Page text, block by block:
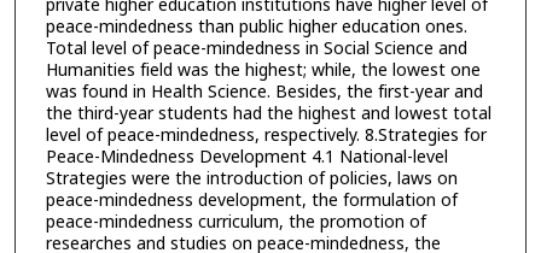
private higher education institutions have higher level of
peace-mindedness than public higher education ones.
Total level of peace-mindedness in Social Science and
Humanities field was the highest; while, the lowest one
was found in Health Science. Besides, the first-year and
the third-year students had the highest and lowest total
level of peace-mindedness, respectively. 8.Strategies for
Peace-Mindedness Development 4.1 National-level
Strategies were the introduction of policies, laws on
peace-mindedness development, the formulation of
peace-mindedness curriculum, the promotion of
researches and studies on peace-mindedness, the